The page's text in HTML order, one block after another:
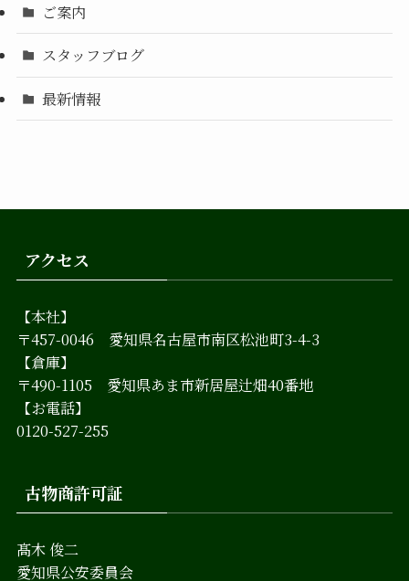
ご案内
スタッフブログ
最新情報
アクセス
【本社】
〒457-0046 愛知県名古屋市南区松池町3-4-3
【倉庫】
〒490-1105 愛知県あま市新居屋辻畑40番地
【お電話】
0120-527-255
古物商許可証
髙木 俊二
愛知県公安委員会